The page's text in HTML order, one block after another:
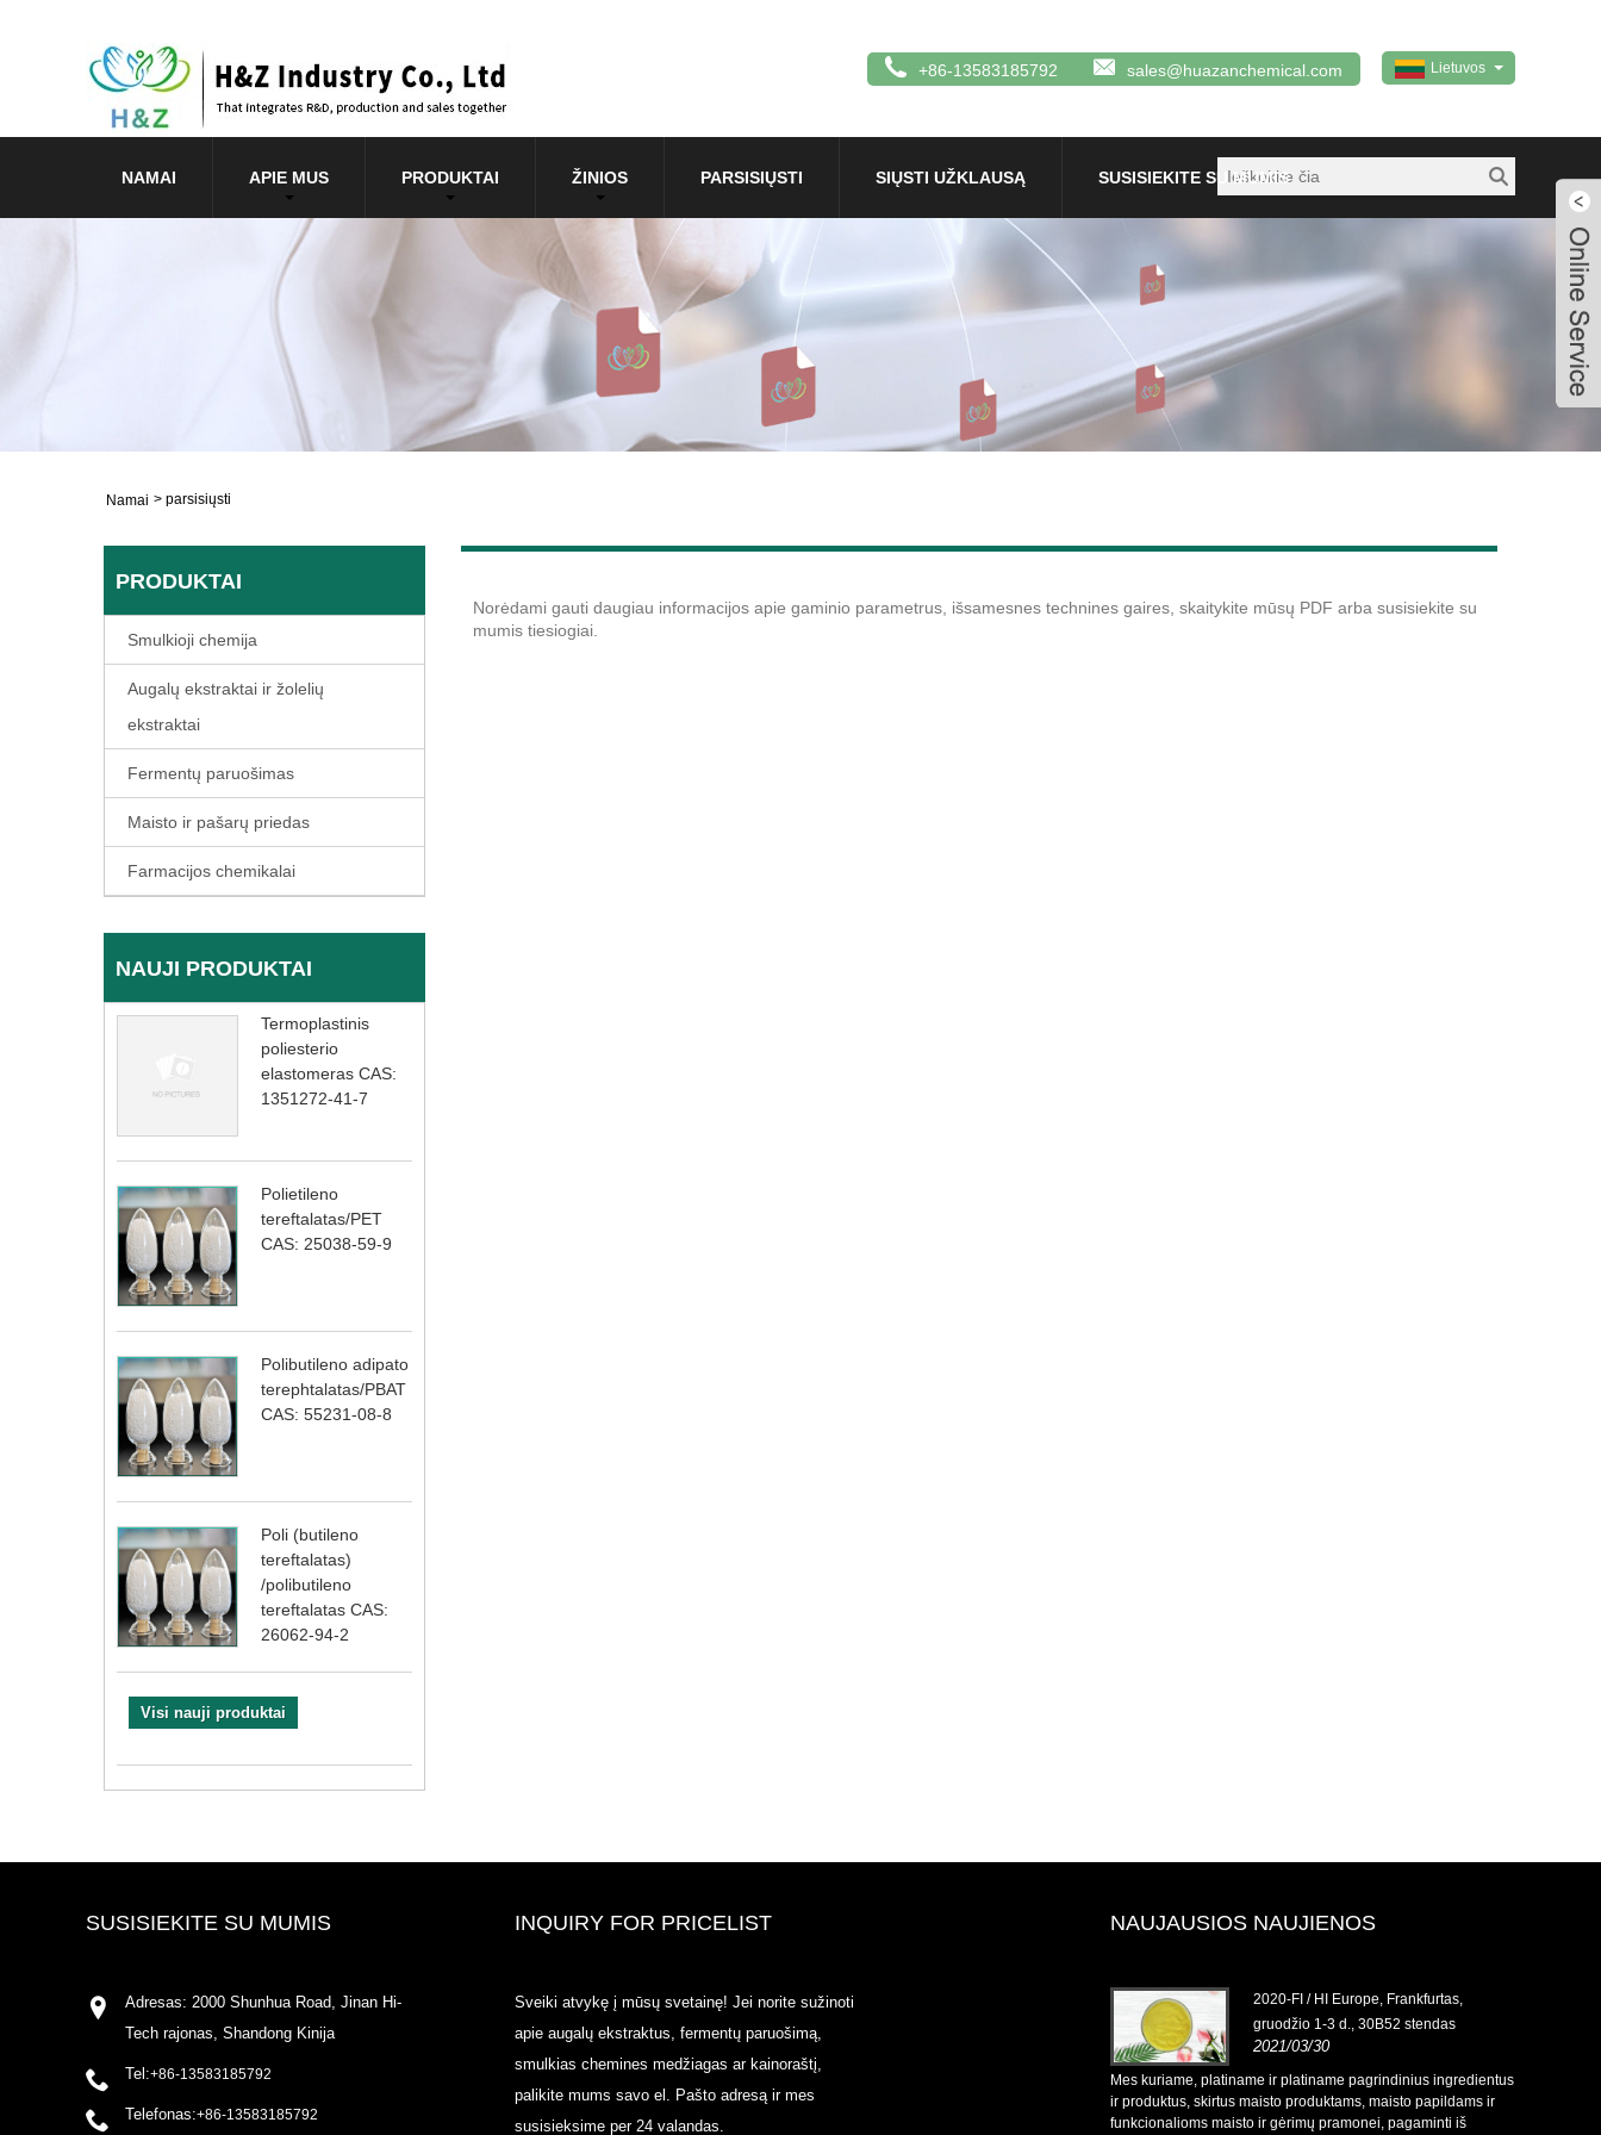
Lietuvos
+86-13583185792 sales@huazanchemical.com
NAMAI APIE MUS PRODUKTAI ŽINIOS PARSISIŲSTI SIŲSTI UŽKLAUSĄ SUSISIEKITE SU MUMIS
Namai > parsisiųsti
PRODUKTAI
Smulkioji chemija
Augalų ekstraktai ir žolelių
ekstraktai
Fermentų paruošimas
Maisto ir pašarų priedas
Farmacijos chemikalai
NAUJI PRODUKTAI
Termoplastinis
poliesterio
elastomeras CAS:
1351272-41-7
Polietileno
tereftalatas/PET
CAS: 25038-59-9
Polibutileno adipato
terephtalatas/PBAT
CAS: 55231-08-8
Poli (butileno
tereftalatas)
/polibutileno
tereftalatas CAS:
26062-94-2
Visi nauji produktai
Norėdami gauti daugiau informacijos apie gaminio parametrus, išsamesnes technines gaires, skaitykite mūsų PDF arba susisiekite su
mumis tiesiogiai.
SUSISIEKITE SU MUMIS
Adresas: 2000 Shunhua Road, Jinan Hi-
Tech rajonas, Shandong Kinija
Tel:+86-13583185792
Telefonas:+86-13583185792
INQUIRY FOR PRICELIST
Sveiki atvykę į mūsų svetainę! Jei norite sužinoti
apie augalų ekstraktus, fermentų paruošimą,
smulkias chemines medžiagas ar kainoraštį,
palikite mums savo el. Pašto adresą ir mes
susisieksime per 24 valandas.
NAUJAUSIOS NAUJIENOS
2020-CPHI Europe, Milanas, spalio 13–
ir produktus, skirtus maisto produktams, maisto papildams ir
funkcionalioms maisto ir gėrimų pramonei, pagaminti iš
2020-FI / HI Europe, Frankfurtas,
gruodžio 1-3 d., 30B52 stendas
2021/03/30
Mes kuriame, platiname ir platiname pagrindinius ingredientus
ir produktus, skirtus maisto produktams, maisto papildams ir
funkcionalioms maisto ir gėrimų pramonei, pagaminti iš